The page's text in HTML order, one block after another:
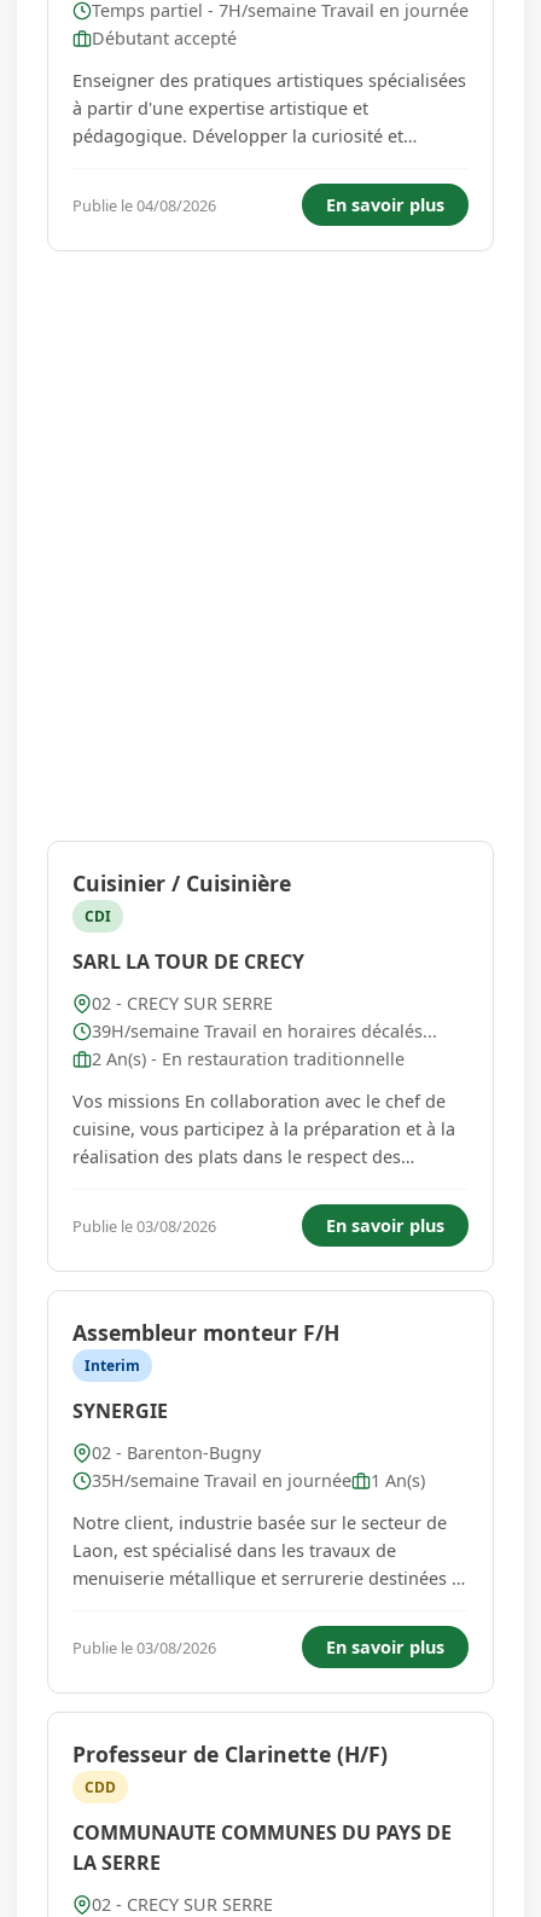
Temps partiel - 7H/semaine Travail en journée
Débutant accepté
Enseigner des pratiques artistiques spécialisées
à partir d'une expertise artistique et
pédagogique. Développer la curiosité et
activité dans un projet collectif d'établissement
et d'enseignement. 1 - ENSEIGNER UNE
DISCIPLINE ARTISTIQUE (MUSIQUE, DA...
Publie le 04/08/2026 En savoir plus
Cuisinier / Cuisinière
CDI
SARL LA TOUR DE CRECY
02 - CRECY SUR SERRE
39H/semaine Travail en horaires décalés...
2 An(s) - En restauration traditionnelle
Vos missions En collaboration avec le chef de
cuisine, vous participez à la préparation et à la
réalisation des plats dans le respect des
Préparer et cuisiner les entrées, plats et
desserts....
Publie le 03/08/2026 En savoir plus
Assembleur monteur F/H
Interim
SYNERGIE
02 - Barenton-Bugny
35H/semaine Travail en journée
1 An(s)
Notre client, industrie basée sur le secteur de
Laon, est spécialisé dans les travaux de
menuiserie métallique et serrurerie destinées à
architecturales en aluminium et verre. Dans le
cadre d'un surcroit d'activité, il recherche un
Monteur assembleur...
Publie le 03/08/2026 En savoir plus
Professeur de Clarinette (H/F)
CDD
COMMUNAUTE COMMUNES DU PAYS DE
LA SERRE
02 - CRECY SUR SERRE